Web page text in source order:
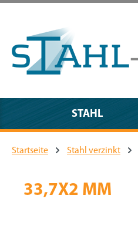
STAHL
Startseite Stahl verzinkt
33,7X2 MM